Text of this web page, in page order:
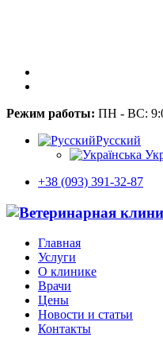
Режим работы: ПН - ВС:
Русский
+38 (093) 391-32-87
Главная
Услуги
О клинике
Врачи
Цены
Новости и статьи
Контакты